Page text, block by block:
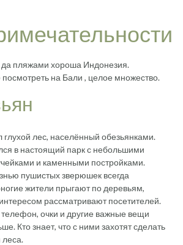
пляжами хороша Индонезия.
на Бали , целое множество.
глухой лес, населённый обезьянками.
в настоящий парк с небольшими
и каменными постройками.
пушистых зверюшек всегда
жители прыгают по деревьям,
рассматривают посетителей.
очки и другие важные вещи
Кто знает, что с ними захотят сделать
леса.